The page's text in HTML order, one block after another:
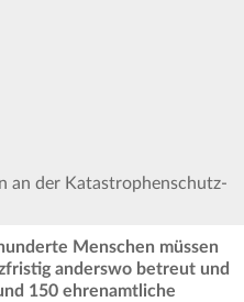
an der Katastrophenschutz-
Menschen müssen
anderswo betreut und
150 ehrenamtliche